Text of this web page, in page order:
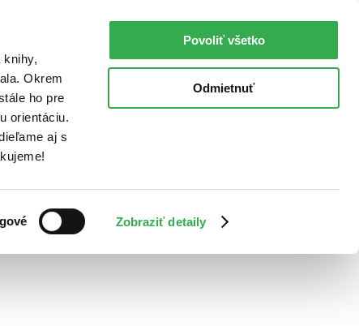
knihy,
Okrem
ho pre
orientáciu.
aj s
Zobraziť detaily
Povoliť všetko
Odmietnuť